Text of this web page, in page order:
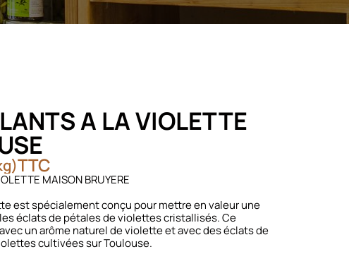
A LA VIOLETTE
TTC
MAISON BRUYERE
est spécialement conçu pour mettre en valeur une
éclats de pétales de violettes cristallisés. Ce
un arôme naturel de violette et avec des éclats de
cultivées sur Toulouse.